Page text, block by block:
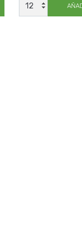
PARA
LIMAS